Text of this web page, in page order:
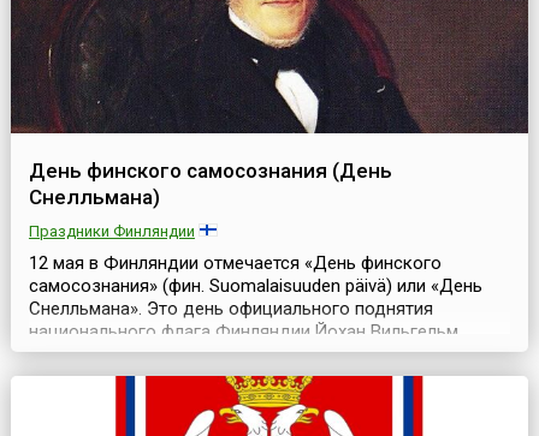
День финского самосознания (День
Снелльмана)
Праздники Финляндии
12 мая в Финляндии отмечается «День финского
самосознания» (фин. Suomalaisuuden päivä) или «День
Снелльмана». Это день официального поднятия
национального флага Финляндии.Йохан Вильгельм
Снелльман (швед. Johan Vilhelm Snellman, 12 мая 1806 – 4
июля 1881) — государственный деятель, философ и
журналист Финляндии. Ему принадлежит множество
заслуг. Снелльман усовершенствовал систему школьн...